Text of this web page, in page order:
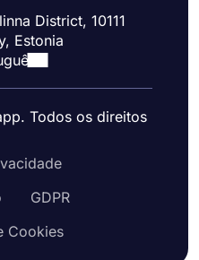
District, 10111
Estonia
Todos os direitos
GDPR
Cookies